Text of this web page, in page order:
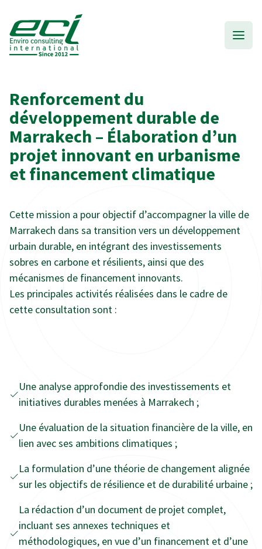
Renforcement du
développement durable de
Marrakech – Élaboration d’un
projet innovant en urbanisme
et financement climatique
Cette mission a pour objectif d’accompagner la ville de
Marrakech dans sa transition vers un développement
urbain durable, en intégrant des investissements
sobres en carbone et résilients, ainsi que des
mécanismes de financement innovants.
Les principales activités réalisées dans le cadre de
cette consultation sont :
Une analyse approfondie des investissements et
initiatives durables menées à Marrakech ;
Une évaluation de la situation financière de la ville, en
lien avec ses ambitions climatiques ;
La formulation d’une théorie de changement alignée
sur les objectifs de résilience et de durabilité urbaine ;
La rédaction d’un document de projet complet,
incluant ses annexes techniques et
méthodologiques, en vue d’un financement et d’une